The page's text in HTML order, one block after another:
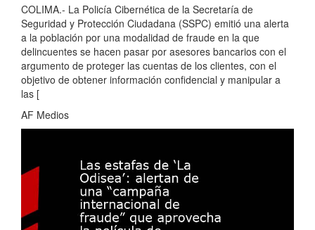
COLIMA.- La Policía Cibernética de la Secretaría de
Seguridad y Protección Ciudadana (SSPC) emitió una alerta
a la población por una modalidad de fraude en la que
delincuentes se hacen pasar por asesores bancarios con el
argumento de proteger las cuentas de los clientes, con el
objetivo de obtener información confidencial y manipular a
las [
AF Medios